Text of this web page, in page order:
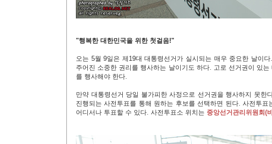
"행복한 대한민국을 위한 첫걸음!"
오는 5월 9일은 제19대 대통령선거가 실시되는 매우 중요한 날이
주어진 소중한 권리를 행사하는 날이기도 하다. 고로 선거 권이 있는
를 행사해야 한다.
만약 대통령선거 당일 불가피한 사정으로 선거권을 행사하지 못한
진행되는 사전투표를 통해 원하는 후보를 선택하면 된다. 사전투
어디서나 투표할 수 있다. 사전투표소 위치는 중앙선거관리위원회(